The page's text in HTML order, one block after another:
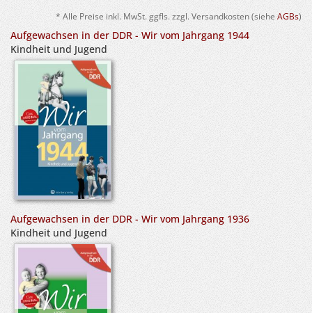
* Alle Preise inkl. MwSt. ggfls. zzgl. Versandkosten (siehe AGBs)
Aufgewachsen in der DDR - Wir vom Jahrgang 1944
Kindheit und Jugend
Aufgewachsen in der DDR - Wir vom Jahrgang 1936
Kindheit und Jugend